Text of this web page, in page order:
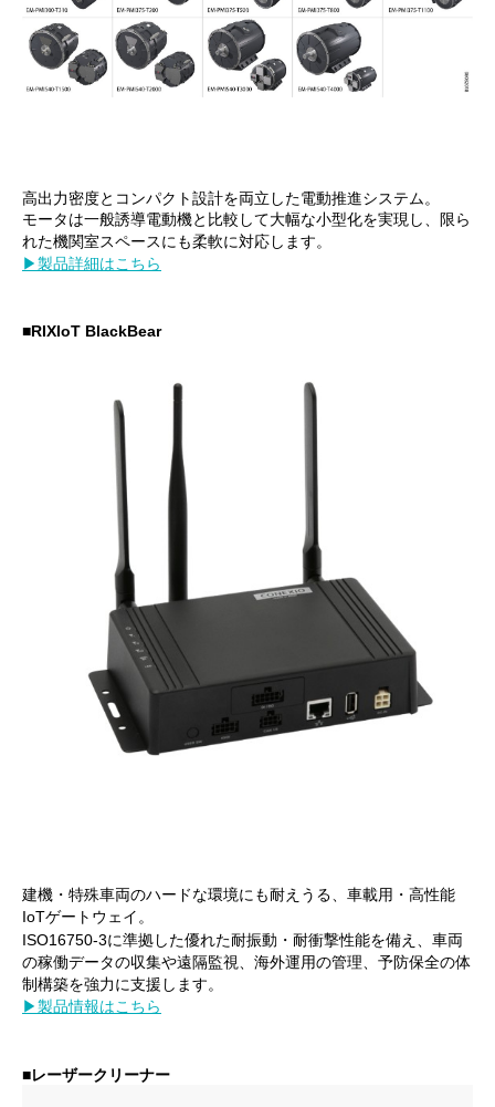
高出力密度とコンパクト設計を両立した電動推進システム。
モータは一般誘導電動機と比較して大幅な小型化を実現し、限ら
れた機関室スペースにも柔軟に対応します。
▶製品詳細はこちら
■RIXIoT BlackBear
建機・特殊車両のハードな環境にも耐えうる、車載用・高性能
IoTゲートウェイ。
ISO16750-3に準拠した優れた耐振動・耐衝撃性能を備え、車両
の稼働データの収集や遠隔監視、海外運用の管理、予防保全の体
制構築を強力に支援します。
▶製品情報はこちら
■レーザークリーナー